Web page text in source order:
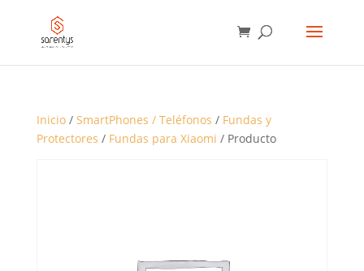
PRODUCTOS
Inicio/ SmartPhones / Teléfonos / Fundas y
Protectores / Fundas para Xiaomi / Producto